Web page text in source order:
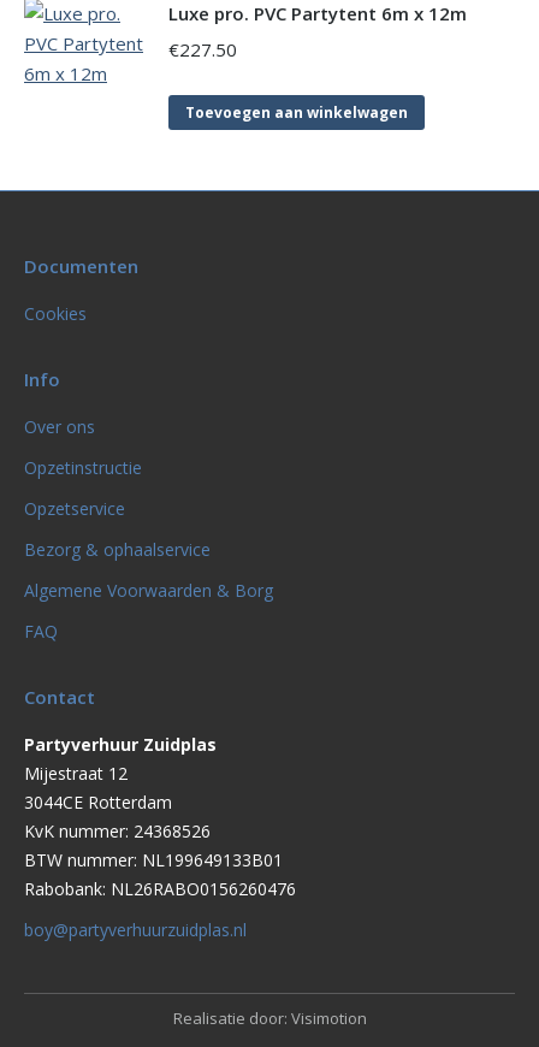
Luxe pro. PVC Partytent 6m x 12m
€227.50
Toevoegen aan winkelwagen
Documenten
Cookies
Info
Over ons
Opzetinstructie
Opzetservice
Bezorg & ophaalservice
Algemene Voorwaarden & Borg
FAQ
Contact
Partyverhuur Zuidplas
Mijestraat 12
3044CE Rotterdam
KvK nummer: 24368526
BTW nummer: NL199649133B01
Rabobank: NL26RABO0156260476
boy@partyverhuurzuidplas.nl
Realisatie door: Visimotion